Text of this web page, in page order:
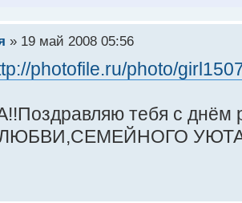
» 19 май 2008 05:56
photofile.ru/photo/
тебя с днём